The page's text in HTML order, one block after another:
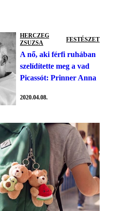
HERCZEG
ZSUZSA
FESTÉSZET
A nő, aki férfi ruhában
szelídítette meg a vad
Picassót: Prinner Anna
2020.04.08.